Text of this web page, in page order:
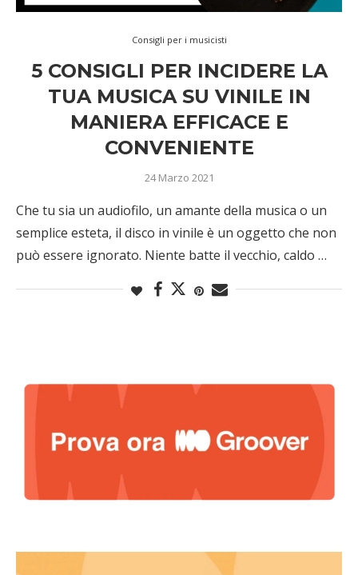
Consigli per i musicisti
5 CONSIGLI PER INCIDERE LA
TUA MUSICA SU VINILE IN
MANIERA EFFICACE E
CONVENIENTE
24 Marzo 2021
Che tu sia un audiofilo, un amante della musica o un
semplice esteta, il disco in vinile è un oggetto che non
può essere ignorato. Niente batte il vecchio, caldo …